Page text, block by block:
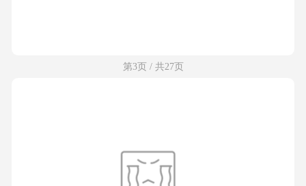
第3页 / 共27页